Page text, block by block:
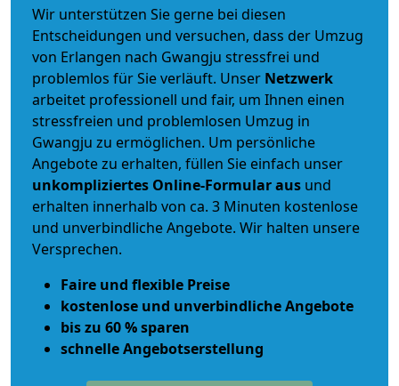
Wir unterstützen Sie gerne bei diesen
Entscheidungen und versuchen, dass der Umzug
von Erlangen nach Gwangju stressfrei und
problemlos für Sie verläuft. Unser Netzwerk
arbeitet professionell und fair, um Ihnen einen
stressfreien und problemlosen Umzug in
Gwangju zu ermöglichen. Um persönliche
Angebote zu erhalten, füllen Sie einfach unser
unkompliziertes Online-Formular aus und
erhalten innerhalb von ca. 3 Minuten kostenlose
und unverbindliche Angebote. Wir halten unsere
Versprechen.
Faire und flexible Preise
kostenlose und unverbindliche Angebote
bis zu 60 % sparen
schnelle Angebotserstellung